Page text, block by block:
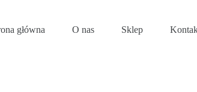
główna O nas Sklep